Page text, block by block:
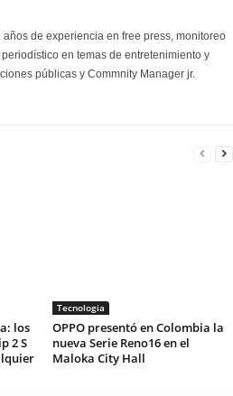
de experiencia en free press, monitoreo
en temas de entretenimiento y
públicas y Commnity Manager jr.
los
2 S
Tecnologia
OPPO presentó en Colombia la
nueva Serie Reno16 en el
Maloka City Hall